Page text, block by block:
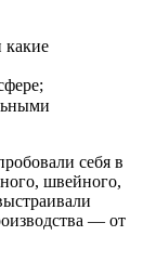
какие
себя в
швейного,
— от